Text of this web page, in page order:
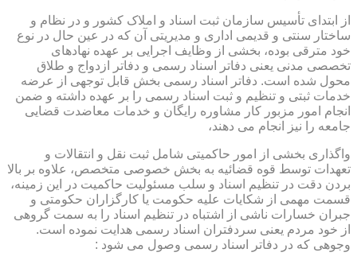
از ابتدای تأسیس سازمان ثبت اسناد و املاک کشور و در نظام و
ساختار سنتی و قدیمی اداری و مدیریتی آن که در عین حال در نوع
خود مترقی بوده، بخشی از وظایف اجرایی بر عهده نهادهای
تخصصی مدنی یعنی دفاتر اسناد رسمی و دفاتر ازدواج و طلاق
محول شده است. دفاتر اسناد رسمی بخش قابل توجهی از عرضه
خدمات ثبتی و تنظیم و ثبت اسناد رسمی را بر عهده داشته و ضمن
انجام امور مزبور کار مشاوره رایگان و خدمات معاضدت قضایی
جامعه را نیز انجام می دهند،
واگذاری بخشی از امور حاکمیتی شامل ثبت نقل و انتقالات و
تعهدات توسط قوه قضائیه به بخش خصوصی متخصص، علاوه بر بالا
بردن دقت در تنظیم اسناد و سلب مسئولیت حاکمیت در این زمینه،
قسمت مهمی از شکایات علیه حکومت یا کارگزاران حکومتی و
جبران خسارات ناشی از اشتباه در تنظیم اسناد را به سمت گروهی
از خود مردم یعنی سردفتران اسناد رسمی هدایت نموده است.
وجوهی که در دفاتر اسناد رسمی وصول می شود :